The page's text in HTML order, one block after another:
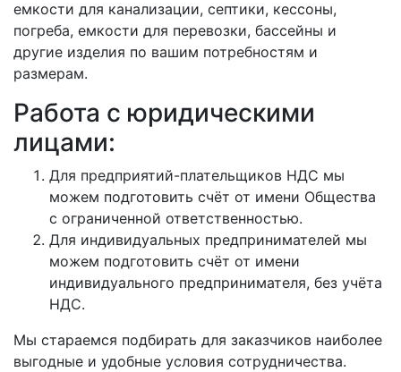
емкости для канализации, септики, кессоны,
погреба, емкости для перевозки, бассейны и
другие изделия по вашим потребностям и
размерам.
Работа с юридическими
лицами:
Для предприятий-плательщиков НДС мы
можем подготовить счёт от имени Общества
с ограниченной ответственностью.
Для индивидуальных предпринимателей мы
можем подготовить счёт от имени
индивидуального предпринимателя, без учёта
НДС.
Мы стараемся подбирать для заказчиков наиболее
выгодные и удобные условия сотрудничества.